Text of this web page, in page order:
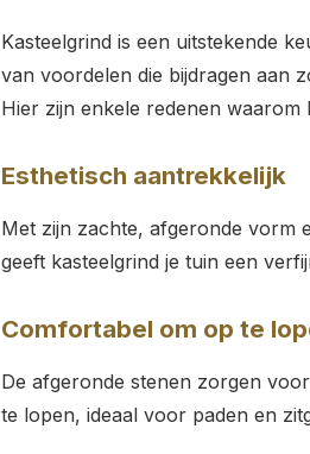
Kasteelgrind is een uitstekende
van voordelen die bijdragen aan
Hier zijn enkele redenen waarom
Esthetisch aantrekkelijk
Met zijn zachte, afgeronde vorm
geeft kasteelgrind je tuin een
Comfortabel om op te
De afgeronde stenen zorgen
te lopen, ideaal voor paden en